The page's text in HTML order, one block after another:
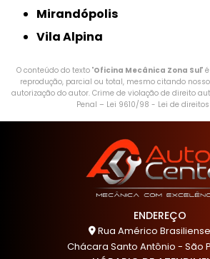
Mirandópolis
Vila Alpina
O conteúdo do texto "Oficina Mecânica Zona Sul"
reprodução, parcial ou total, mesmo citando
autorização do autor. Crime de violação de direito
Penal – Lei 9610/98 - Lei de
ENDEREÇO
Rua Américo Brasiliense,
Chácara Santo Antônio - São